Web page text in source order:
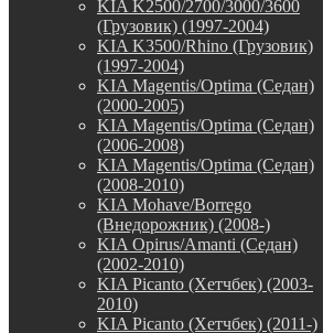
KIA K2500/2700/3000/3600
(Грузовик) (1997-2004)
KIA K3500/Rhino (Грузовик)
(1997-2004)
KIA Magentis/Optima (Седан)
(2000-2005)
KIA Magentis/Optima (Седан)
(2006-2008)
KIA Magentis/Optima (Седан)
(2008-2010)
KIA Mohave/Borrego
(Внедорожник) (2008-)
KIA Opirus/Amanti (Седан)
(2002-2010)
KIA Picanto (Хетчбек) (2003-
2010)
KIA Picanto (Хетчбек) (2011-)